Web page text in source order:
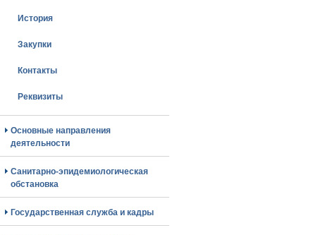
История
Закупки
Контакты
Реквизиты
Основные направления
деятельности
Санитарно-эпидемиологическая
обстановка
Государственная служба и кадры